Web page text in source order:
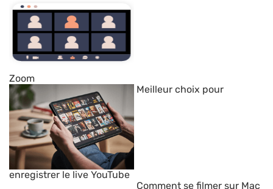
Zoom
Meilleur choix pour
enregistrer le live YouTube
Comment se filmer sur Mac